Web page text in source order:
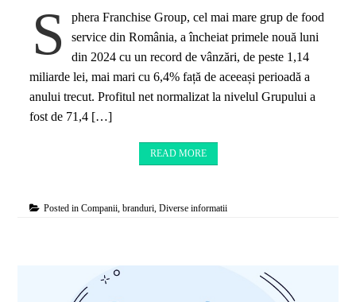
S
phera Franchise Group, cel mai mare grup de food
service din România, a încheiat primele nouă luni
din 2024 cu un record de vânzări, de peste 1,14
miliarde lei, mai mari cu 6,4% față de aceeași perioadă a
anului trecut. Profitul net normalizat la nivelul Grupului a
fost de 71,4 […]
READ MORE
Posted inCompanii, branduri,Diverse informatii